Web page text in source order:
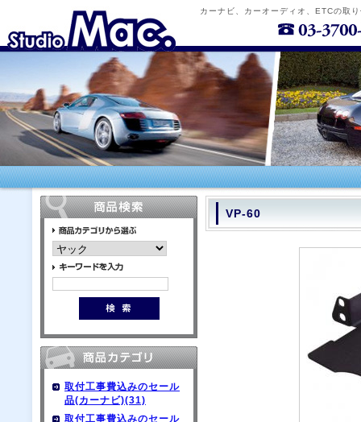
カーナビ、カーオーディオ、ETCの取
取付工事費込みのセール
品(カーナビ)(31)
取付工事費込みのセール
VP-60